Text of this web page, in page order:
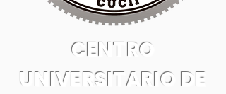
CENTRO
UNIVERSITARIO DE